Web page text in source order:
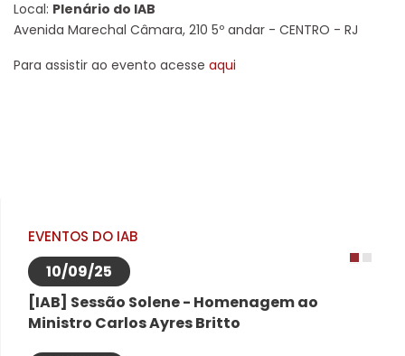
Local: Plenário do IAB
Avenida Marechal Câmara, 210 5º andar - CENTRO - RJ
Para assistir ao evento acesse aqui
EVENTOS DO IAB
10/09/25
[IAB] Sessão Solene - Homenagem ao
Ministro Carlos Ayres Britto